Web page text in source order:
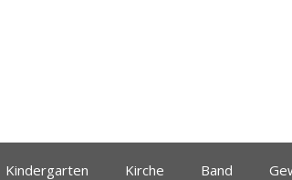
Kindergarten Kirche Band